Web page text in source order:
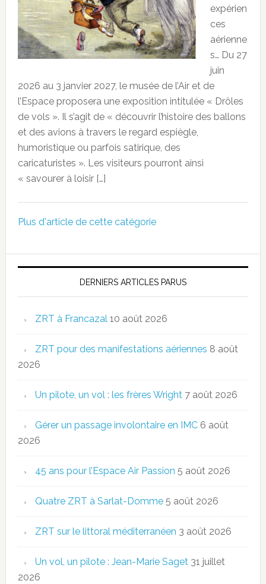
expérien
ces
aérienne
s… Du 27
juin
2026 au 3 janvier 2027, le musée de l’Air et de
l’Espace proposera une exposition intitulée « Drôles
de vols ». Il s’agit de « découvrir l’histoire des ballons
et des avions à travers le regard espiègle,
humoristique ou parfois satirique, des
caricaturistes ». Les visiteurs pourront ainsi
« savourer à loisir […]
Plus d'article de cette catégorie
DERNIERS ARTICLES PARUS
ZRT à Francazal 10 août 2026
ZRT pour des manifestations aériennes 8 août
2026
Un pilote, un vol : les frères Wright 7 août 2026
Gérer un passage involontaire en IMC 6 août
2026
45 ans pour l’Espace Air Passion 5 août 2026
Quatre ZRT à Sarlat-Domme 5 août 2026
ZRT sur le littoral méditerranéen 3 août 2026
Un vol, un pilote : Jean-Marie Saget 31 juillet
2026